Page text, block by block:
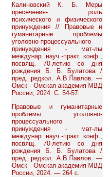
Калиновский К. Б. Меры
пресечения- роль
психического и физического
принуждения // Правовые и
гуманитарные проблемы
уголовно-процессуального
принуждения - мат-лы
междунар. науч.-практ. конф.,
посвящ. 70-летию со дня
рождения Б. Б. Булатова /
пред. редкол. А.В.Павлов. —
Омск - Омская академия МВД
России, 2024. С. 54-57.
Правовые и гуманитарные
проблемы уголовно-
процессуального
принуждения - мат-лы
междунар. науч.-практ. конф.,
посвящ. 70-летию со дня
рождения Б. Б. Булатова /
пред. редкол. А.В.Павлов. —
Омск - Омская академия МВД
России, 2024. — 264 с.